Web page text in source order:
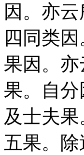
因。亦
四同类
果因。
果。自
及士夫
五果。